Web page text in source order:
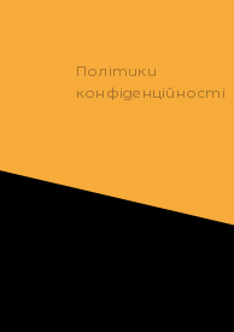
Політики
конфіденційності